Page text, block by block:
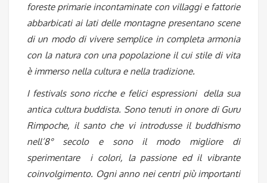
foreste primarie incontaminate con villaggi e fattorie
abbarbicati ai lati delle montagne presentano scene
di un modo di vivere semplice in completa armonia
con la natura con una popolazione il cui stile di vita
è immerso nella cultura e nella tradizione.
I festivals sono ricche e felici espressioni della sua
antica cultura buddista. Sono tenuti in onore di Guru
Rimpoche, il santo che vi introdusse il buddhismo
nell’8° secolo e sono il modo migliore di
sperimentare i colori, la passione ed il vibrante
coinvolgimento. Ogni anno nei centri più importanti